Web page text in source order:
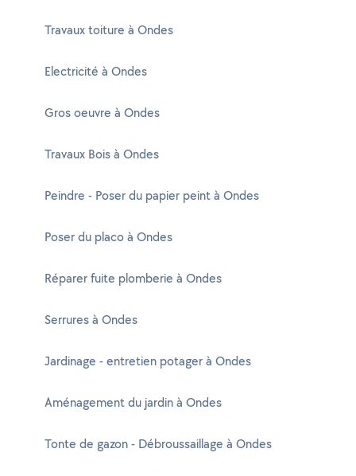
Travaux toiture à Ondes
Electricité à Ondes
Gros oeuvre à Ondes
Travaux Bois à Ondes
Peindre - Poser du papier peint à Ondes
Poser du placo à Ondes
Réparer fuite plomberie à Ondes
Serrures à Ondes
Jardinage - entretien potager à Ondes
Aménagement du jardin à Ondes
Tonte de gazon - Débroussaillage à Ondes